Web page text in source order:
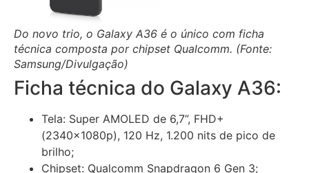
Do novo trio, o Galaxy A36 é o único com ficha
técnica composta por chipset Qualcomm. (Fonte:
Samsung/Divulgação)
Ficha técnica do Galaxy A36:
Tela: Super AMOLED de 6,7”, FHD+
(2340x1080p), 120 Hz, 1.200 nits de pico de
brilho;
Chipset: Qualcomm Snapdragon 6 Gen 3;